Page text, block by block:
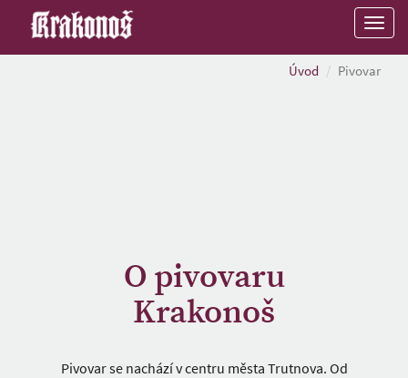
Menu
Úvod Pivovar
O pivovaru
Krakonoš
Pivovar se nachází v centru města Trutnova. Od